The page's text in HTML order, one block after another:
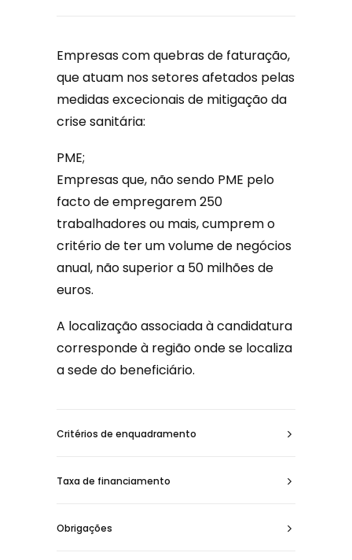
Empresas com quebras de faturação,
que atuam nos setores afetados pelas
medidas excecionais de mitigação da
crise sanitária:
PME;
Empresas que, não sendo PME pelo
facto de empregarem 250
trabalhadores ou mais, cumprem o
critério de ter um volume de negócios
anual, não superior a 50 milhões de
euros.
A localização associada à candidatura
corresponde à região onde se localiza
a sede do beneficiário.
Critérios de enquadramento
Taxa de financiamento
Obrigações